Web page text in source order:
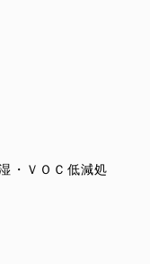
・ＶＯＣ低減処